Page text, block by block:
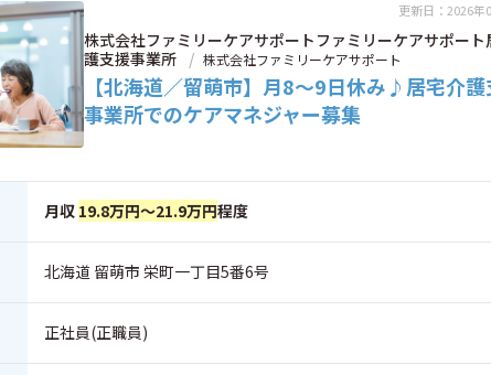
更新日：2026年
株式会社ファミリーケアサポートファミリーケアサポート
護支援事業所
株式会社ファミリーケアサポート
【北海道／留萌市】月8～9日休み♪居宅介
事業所でのケアマネジャー募集
月収 19.8万円～21.9万円程度
北海道 留萌市 栄町一丁目5番6号
正社員(正職員)